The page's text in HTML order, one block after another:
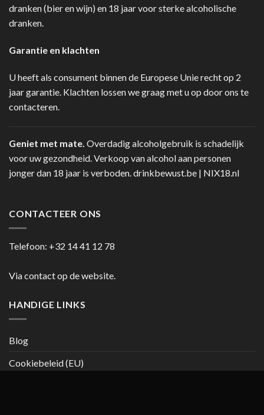
dranken (bier en wijn) en 18 jaar voor sterke alcoholische
dranken.
Garantie en klachten
U heeft als consument binnen de Europese Unie recht op 2
jaar garantie. Klachten lossen we graag met u op door ons te
contacteren.
Geniet met mate. Overdadig alcoholgebruik is schadelijk
voor uw gezondheid. Verkoop van alcohol aan personen
jonger dan 18 jaar is verboden. drinkbewust.be | NIX18.nl
CONTACTEER ONS
Telefoon: +32 14 41 12 78
Via contact op de website.
HANDIGE LINKS
Blog
Cookiebeleid (EU)